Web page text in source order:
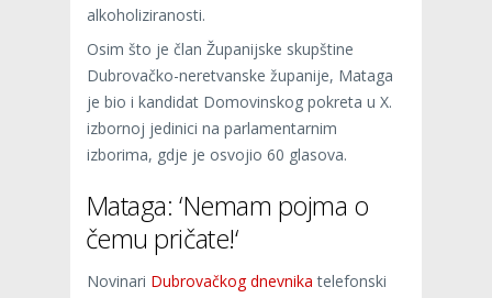
alkoholiziranosti.
Osim što je član Županijske skupštine
Dubrovačko-neretvanske županije, Mataga
je bio i kandidat Domovinskog pokreta u X.
izbornoj jedinici na parlamentarnim
izborima, gdje je osvojio 60 glasova.
Mataga: ‘Nemam pojma o
čemu pričate!‘
Novinari Dubrovačkog dnevnika telefonski